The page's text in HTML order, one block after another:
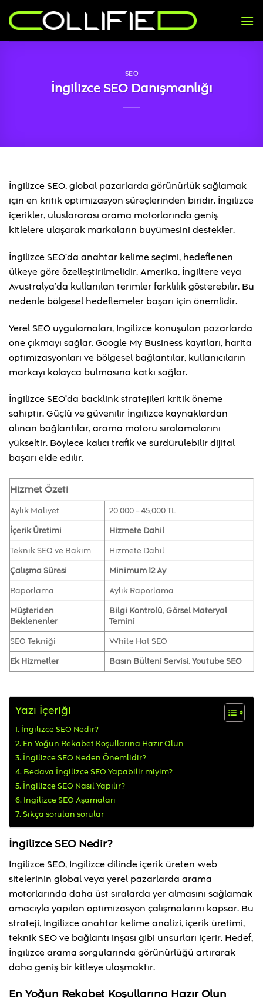
atla
SEO
İngilizce SEO Danışmanlığı
İngilizce SEO, global pazarlarda görünürlük sağlamak
için en kritik optimizasyon süreçlerinden biridir. İngilizce
içerikler, uluslararası arama motorlarında geniş
kitlelere ulaşarak markaların büyümesini destekler.
İngilizce SEO’da anahtar kelime seçimi, hedeflenen
ülkeye göre özelleştirilmelidir. Amerika, İngiltere veya
Avustralya’da kullanılan terimler farklılık gösterebilir. Bu
nedenle bölgesel hedeflemeler başarı için önemlidir.
Yerel SEO uygulamaları, İngilizce konuşulan pazarlarda
öne çıkmayı sağlar. Google My Business kayıtları, harita
optimizasyonları ve bölgesel bağlantılar, kullanıcıların
markayı kolayca bulmasına katkı sağlar.
İngilizce SEO’da backlink stratejileri kritik öneme
sahiptir. Güçlü ve güvenilir İngilizce kaynaklardan
alınan bağlantılar, arama motoru sıralamalarını
yükseltir. Böylece kalıcı trafik ve sürdürülebilir dijital
başarı elde edilir.
Hizmet Özeti
Aylık Maliyet
20,000 – 45,000 TL
İçerik Üretimi
Hizmete Dahil
Teknik SEO ve Bakım
Hizmete Dahil
Çalışma Süresi
Minimum 12 Ay
Raporlama
Aylık Raporlama
Müşteriden
Beklenenler
Bilgi Kontrolü, Görsel Materyal
Temini
SEO Tekniği
White Hat SEO
Ek Hizmetler
Basın Bülteni Servisi, Youtube SEO
Yazı İçeriği
İngilizce SEO Nedir?
En Yoğun Rekabet Koşullarına Hazır Olun
İngilizce SEO Neden Önemlidir?
Bedava İngilizce SEO Yapabilir miyim?
İngilizce SEO Nasıl Yapılır?
İngilizce SEO Aşamaları
Sıkça sorulan sorular
İngilizce SEO Nedir?
İngilizce SEO, İngilizce dilinde içerik üreten web
sitelerinin global veya yerel pazarlarda arama
motorlarında daha üst sıralarda yer almasını sağlamak
amacıyla yapılan optimizasyon çalışmalarını kapsar. Bu
strateji, İngilizce anahtar kelime analizi, içerik üretimi,
teknik SEO ve bağlantı inşası gibi unsurları içerir. Hedef,
İngilizce arama sorgularında görünürlüğü artırarak
daha geniş bir kitleye ulaşmaktır.
En Yoğun Rekabet Koşullarına Hazır Olun